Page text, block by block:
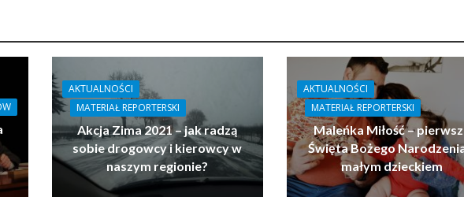
AKTUALNOŚCI
MATERIAŁ REPORTERSKI
Akcja Zima 2021 – jak radzą
sobie drogowcy i kierowcy w
naszym regionie?
AKTUALNOŚCI
MATERIAŁ REPORTERSKI
Maleńka Miłość –
Święta Bożego
małym dzieckiem